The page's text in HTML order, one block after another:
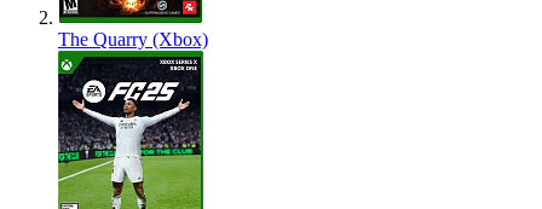
The Quarry (Xbox)